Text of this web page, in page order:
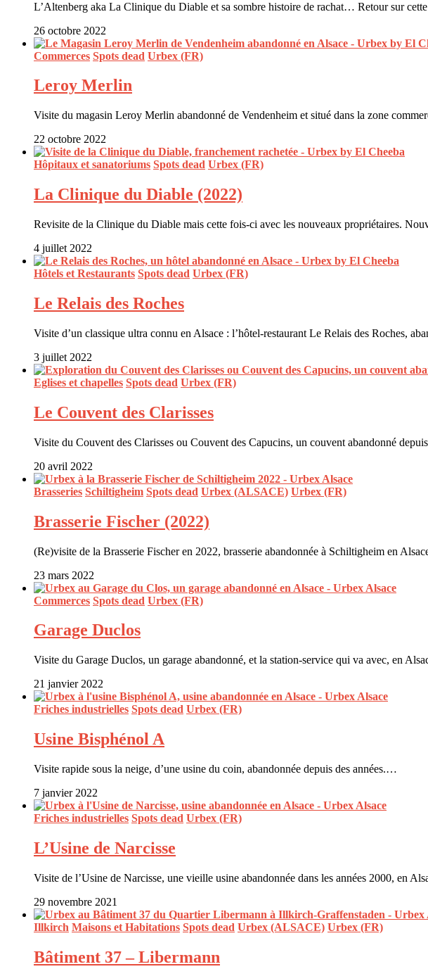
L’Altenberg aka La Clinique du Diable et sa sombre histoire de rachat… Retour sur
26 octobre 2022
Commerces Spots dead Urbex (FR)
Leroy Merlin
Visite du magasin Leroy Merlin abandonné de Vendenheim et situé dans la zone
22 octobre 2022
Hôpitaux et sanatoriums Spots dead Urbex (FR)
La Clinique du Diable (2022)
Revisite de la Clinique du Diable mais cette fois-ci avec les nouveaux propriétaires.
4 juillet 2022
Hôtels et Restaurants Spots dead Urbex (FR)
Le Relais des Roches
Visite d’un classique ultra connu en Alsace : l’hôtel-restaurant Le Relais des Roches,
3 juillet 2022
Eglises et chapelles Spots dead Urbex (FR)
Le Couvent des Clarisses
Visite du Couvent des Clarisses ou Couvent des Capucins, un couvent abandonné
20 avril 2022
Brasseries Schiltigheim Spots dead Urbex (ALSACE) Urbex (FR)
Brasserie Fischer (2022)
(Re)visite de la Brasserie Fischer en 2022, brasserie abandonnée à Schiltigheim en
23 mars 2022
Commerces Spots dead Urbex (FR)
Garage Duclos
Visite du Garage Duclos, un garage abandonné, et la station-service qui va avec, en
21 janvier 2022
Friches industrielles Spots dead Urbex (FR)
Usine Bisphénol A
Visite rapide sous la neige, d’une usine du coin, abandonnée depuis des années.…
7 janvier 2022
Friches industrielles Spots dead Urbex (FR)
L’Usine de Narcisse
Visite de l’Usine de Narcisse, une vieille usine abandonnée dans les années 2000, en
29 novembre 2021
Illkirch Maisons et Habitations Spots dead Urbex (ALSACE) Urbex (FR)
Bâtiment 37 – Libermann